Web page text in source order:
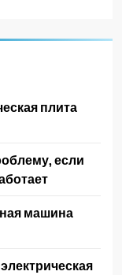
плита
если
машина